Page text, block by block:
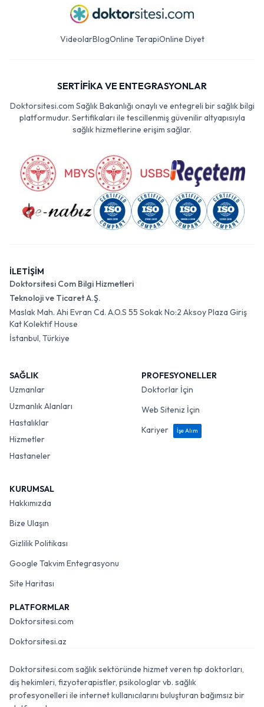
VideolarBlogOnline TerapiOnline Diyet
SERTİFİKA VE ENTEGRASYONLAR
Doktorsitesi.com Sağlık Bakanlığı onaylı ve entegreli bir sağlık bilgi
platformudur. Sertifikaları ile tescillenmiş güvenilir altyapısıyla
sağlık hizmetlerine erişim sağlar.
İLETİŞİM
Doktorsitesi Com Bilgi Hizmetleri
Teknoloji ve Ticaret A.Ş.
Maslak Mah. Ahi Evran Cd. A.O.S 55 Sokak No:2 Aksoy Plaza Giriş
Kat Kolektif House
İstanbul, Türkiye
SAĞLIK
Uzmanlar
Uzmanlık Alanları
Hastalıklar
Hizmetler
Hastaneler
PROFESYONELLER
Doktorlar İçin
Web Siteniz İçin
Kariyer
İşe Alım
KURUMSAL
Hakkımızda
Bize Ulaşın
Gizlilik Politikası
Google Takvim Entegrasyonu
Site Haritası
PLATFORMLAR
Doktorsitesi.com
Doktorsitesi.az
Doktorsitesi.com sağlık sektöründe hizmet veren tıp doktorları,
diş hekimleri, fizyoterapistler, psikologlar vb. sağlık
profesyonelleri ile internet kullanıcılarını buluşturan bağımsız bir